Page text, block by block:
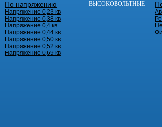
По напряжению
Напряжение 0,23 кв
Напряжение 0,38 кв
Напряжение 0,4 кв
Напряжение 0,44 кв
Напряжение 0,50 кв
Напряжение 0,52 кв
Напряжение 0,69 кв
ВЫСОКОВОЛЬТНЫЕ